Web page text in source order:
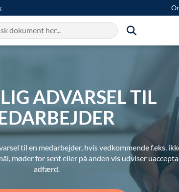
ADVARSEL TIL
til en medarbejder, hvis vedkommende f.eks.
møder for sent eller på anden vis udviser
adfærd.